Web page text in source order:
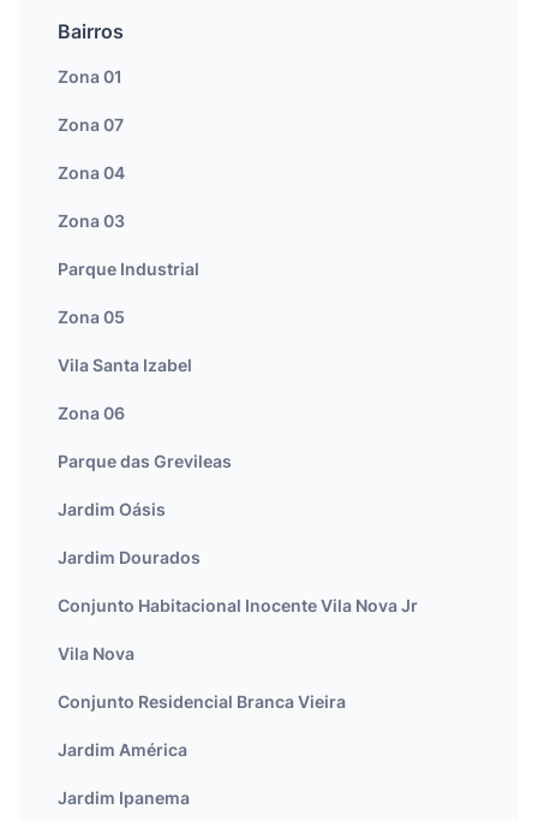
Bairros
Zona 01
Zona 07
Zona 04
Zona 03
Parque Industrial
Zona 05
Vila Santa Izabel
Zona 06
Parque das Grevileas
Jardim Oásis
Jardim Dourados
Conjunto Habitacional Inocente Vila Nova Jr
Vila Nova
Conjunto Residencial Branca Vieira
Jardim América
Jardim Ipanema